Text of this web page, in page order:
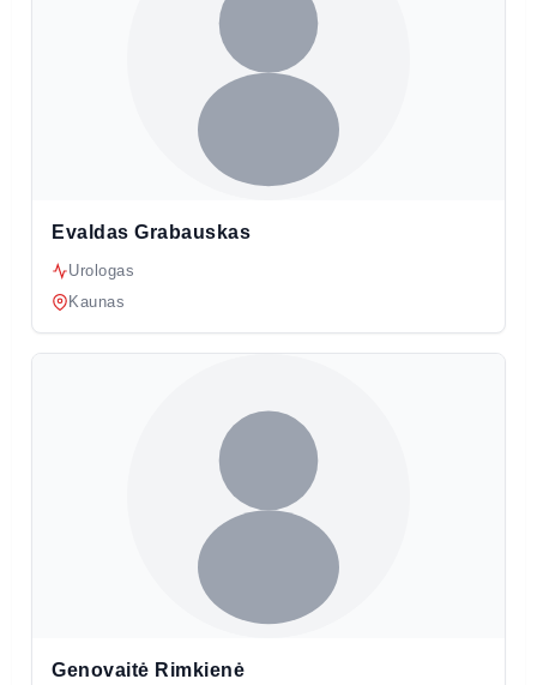
Evaldas Grabauskas
Urologas
Kaunas
Genovaitė Rimkienė